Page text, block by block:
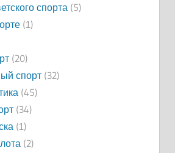
спорта (5)
(1)
(20)
спорт(32)
(45)
(34)
(1)
(2)